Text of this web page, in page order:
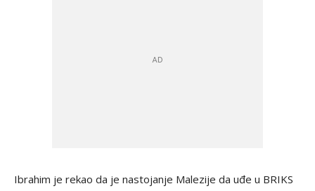
Ibrahim je rekao da je nastojanje Malezije da uđe u BRIKS